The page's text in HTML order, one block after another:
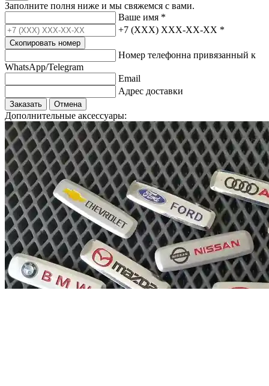
Заполните полня ниже и мы свяжемся с вами.
Ваше имя *
+7 (XXX) XXX-XX-XX *
Скопировать номер
Номер телефонна привязанный к
WhatsApp/Telegram
Email
Адрес доставки
Заказать Отмена
Дополнительные аксессуары: